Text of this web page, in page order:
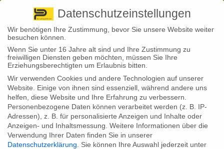
+ 49 3501 528571 |
Back to News
28
Dez.
Stephan Fröhlich
Jahreswechsel: Ist Ihr Versicherungsschutz
aktuell?
Datenschutzeinstellungen
Wir benötigen Ihre Zustimmung, bevor Sie unsere Website weiter
besuchen können.
Wenn Sie unter 16 Jahre alt sind und Ihre Zustimmung zu
freiwilligen Diensten geben möchten, müssen Sie Ihre
Erziehungsberechtigten um Erlaubnis bitten.
Wir verwenden Cookies und andere Technologien auf unserer
Website. Einige von ihnen sind essenziell, während andere uns
helfen, diese Website und Ihre Erfahrung zu verbessern.
Personenbezogene Daten können verarbeitet werden (z. B. IP-
Adressen), z. B. für personalisierte Anzeigen und Inhalte oder
Anzeigen- und Inhaltsmessung. Weitere Informationen über die
Verwendung Ihrer Daten finden Sie in unserer
Datenschutzerklärung
Sie können Ihre Auswahl jederzeit unter